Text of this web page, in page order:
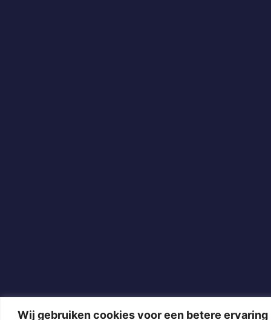
Wij gebruiken cookies voor een betere ervaring